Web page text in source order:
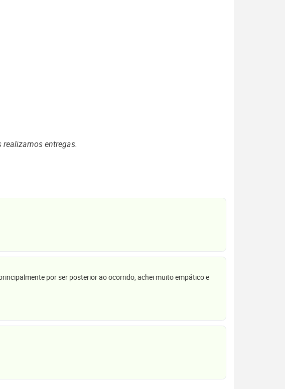
entregas.
por ser posterior ao ocorrido, achei muito empático e